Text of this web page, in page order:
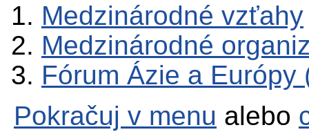
Medzinárodné vzťahy
Medzinárodné
Fórum Ázie a Európy
Pokračuj v menu alebo